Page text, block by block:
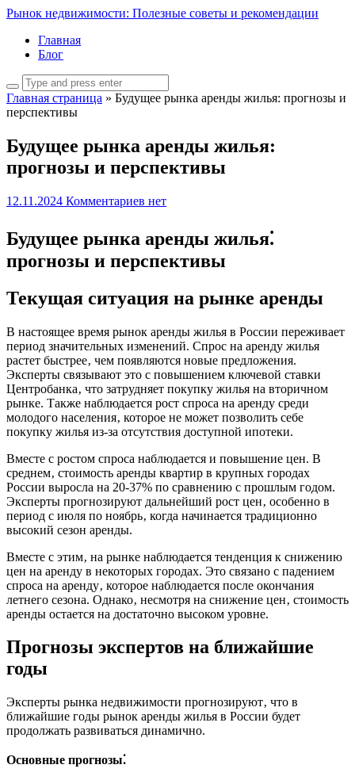
Рынок недвижимости: Полезные советы и рекомендации
Главная
Блог
Главная страница » Будущее рынка аренды жилья: прогнозы и
перспективы
Будущее рынка аренды жилья:
прогнозы и перспективы
12.11.2024 Комментариев нет
Будущее рынка аренды жилья⁚
прогнозы и перспективы
Текущая ситуация на рынке аренды
В настоящее время рынок аренды жилья в России переживает
период значительных изменений. Спрос на аренду жилья
растет быстрее‚ чем появляются новые предложения.
Эксперты связывают это с повышением ключевой ставки
Центробанка‚ что затрудняет покупку жилья на вторичном
рынке. Также наблюдается рост спроса на аренду среди
молодого населения‚ которое не может позволить себе
покупку жилья из-за отсутствия доступной ипотеки.
Вместе с ростом спроса наблюдается и повышение цен. В
среднем‚ стоимость аренды квартир в крупных городах
России выросла на 20-37% по сравнению с прошлым годом.
Эксперты прогнозируют дальнейший рост цен‚ особенно в
период с июля по ноябрь‚ когда начинается традиционно
высокий сезон аренды.
Вместе с этим‚ на рынке наблюдается тенденция к снижению
цен на аренду в некоторых городах. Это связано с падением
спроса на аренду‚ которое наблюдается после окончания
летнего сезона. Однако‚ несмотря на снижение цен‚ стоимость
аренды остается на достаточно высоком уровне.
Прогнозы экспертов на ближайшие
годы
Эксперты рынка недвижимости прогнозируют‚ что в
ближайшие годы рынок аренды жилья в России будет
продолжать развиваться динамично.
Основные прогнозы⁚